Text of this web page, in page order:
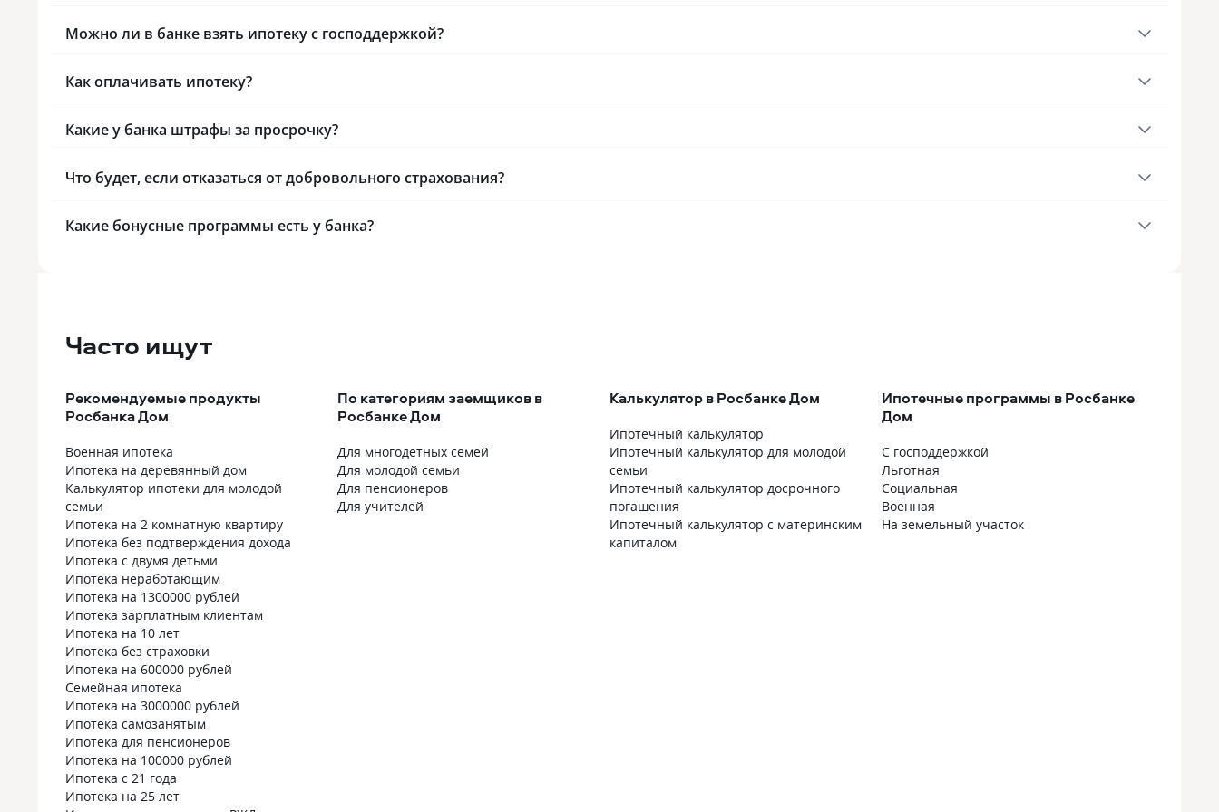
Можно ли в банке взять ипотеку с господдержкой?
Как оплачивать ипотеку?
Какие у банка штрафы за просрочку?
Что будет, если отказаться от добровольного страхования?
Какие бонусные программы есть у банка?
Часто ищут
Рекомендуемые продукты
Росбанка Дом
Военная ипотека
Ипотека на деревянный дом
Калькулятор ипотеки для молодой
семьи
Ипотека на 2 комнатную квартиру
Ипотека без подтверждения дохода
Ипотека с двумя детьми
Ипотека неработающим
Ипотека на 1300000 рублей
Ипотека зарплатным клиентам
Ипотека на 10 лет
Ипотека без страховки
Ипотека на 600000 рублей
Семейная ипотека
Ипотека на 3000000 рублей
Ипотека самозанятым
Ипотека для пенсионеров
Ипотека на 100000 рублей
Ипотека с 21 года
Ипотека на 25 лет
По категориям заемщиков в
Росбанке Дом
Для многодетных семей
Для молодой семьи
Для пенсионеров
Для учителей
Калькулятор в Росбанке Дом
Ипотечный калькулятор
Ипотечный калькулятор для молодой
семьи
Ипотечный калькулятор досрочного
погашения
Ипотечный калькулятор с материнским
капиталом
Ипотечные программы в Росбанке
Дом
С господдержкой
Льготная
Социальная
Военная
На земельный участок